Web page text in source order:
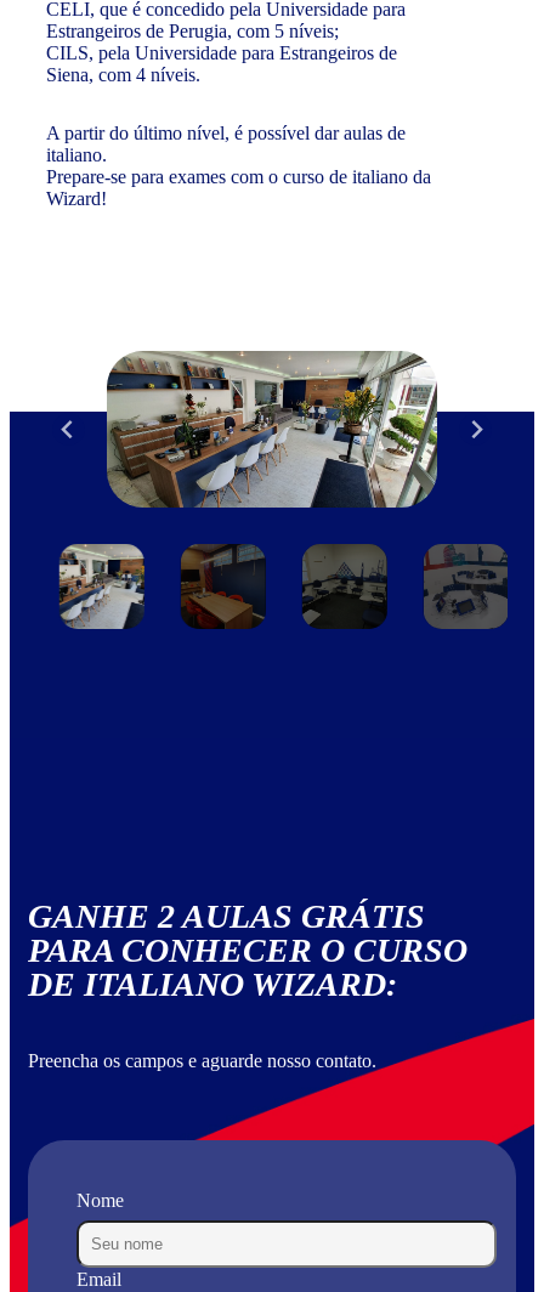
CELI, que é concedido pela Universidade para
Estrangeiros de Perugia, com 5 níveis;
CILS, pela Universidade para Estrangeiros de
Siena, com 4 níveis.
A partir do último nível, é possível dar aulas de
italiano.
Prepare-se para exames com o curso de italiano da
Wizard!
GANHE 2 AULAS GRÁTIS
PARA CONHECER O CURSO
DE ITALIANO WIZARD:
Preencha os campos e aguarde nosso contato.
Nome
Email